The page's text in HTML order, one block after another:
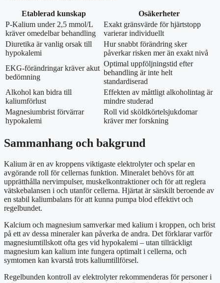
Etablerad kunskap
Osäkerheter
P-Kalium under 2,5 mmol/L
kräver omedelbar behandling
Exakt gränsvärde för hjärtstopp
varierar individuellt
Diuretika är vanlig orsak till
hypokalemi
Hur snabbt förändring sker
påverkar risken mer än exakt nivå
EKG-förändringar kräver akut
bedömning
Optimal uppföljningstid efter
behandling är inte helt
standardiserad
Alkohol kan bidra till
kaliumförlust
Effekten av måttligt alkoholintag är
mindre studerad
Magnesiumbrist förvärrar
hypokalemi
Roll vid sköldkörtelsjukdomar
kräver mer forskning
Sammanhang och bakgrund
Kalium är en av kroppens viktigaste elektrolyter och spelar en
avgörande roll för cellernas funktion. Mineralet behövs för att
upprätthålla nervimpulser, muskelkontraktioner och för att reglera
vätskebalansen i och utanför cellerna. Hjärtat är särskilt beroende av
en stabil kaliumbalans för att kunna pumpa blod effektivt och
regelbundet.
Kalcium och magnesium samverkar med kalium i kroppen, och brist
på ett av dessa mineraler kan påverka de andra. Det förklarar varför
magnesiumtillskott ofta ges vid hypokalemi – utan tillräckligt
magnesium kan kalium inte fungera optimalt i cellerna, och
symtomen kan kvarstå trots kaliumtillförsel.
Regelbunden kontroll av elektrolyter rekommenderas för personer i